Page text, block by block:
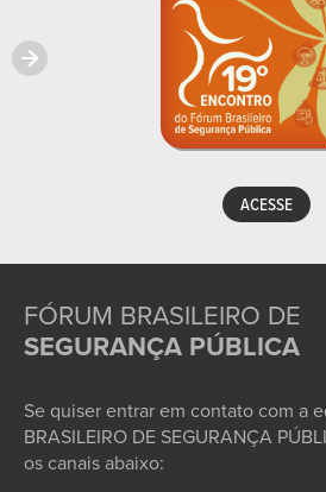
ACESSE
FÓRUM BRASILEIRO DE
SEGURANÇA PÚBLICA
Se quiser entrar em contato com a
BRASILEIRO DE SEGURANÇA
os canais abaixo: